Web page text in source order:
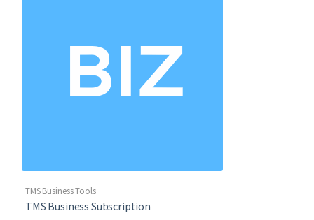
TMS Business Tools
TMS Business Subscription